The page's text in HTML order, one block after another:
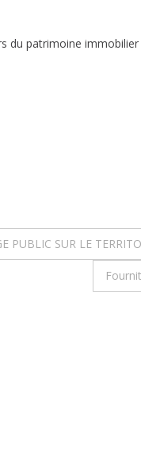
patrimoine
PUBLIC SUR LE